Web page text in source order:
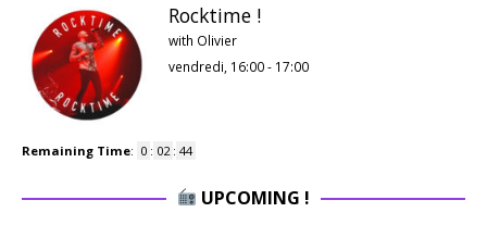
Rocktime !
with Olivier
vendredi, 16:00- 17:00
Remaining Time: 0 : 02 : 43
UPCOMING !